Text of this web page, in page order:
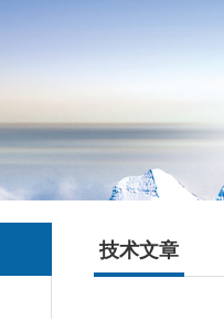
技术文章